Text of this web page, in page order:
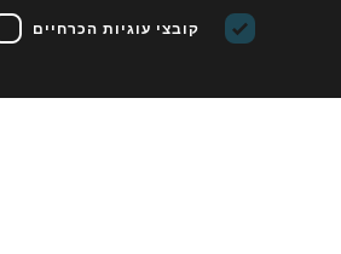
FRENCH
קובצי עוגיות הכרחיים